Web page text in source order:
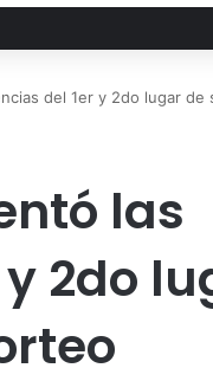
del 1er y 2do lugar
las
2do